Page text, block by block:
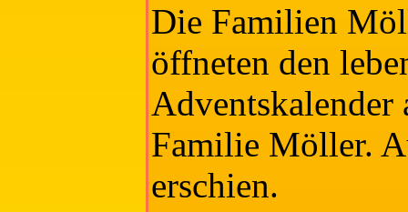
Die Familien
öffneten den
Adventskalender
Familie Möller.
erschien.